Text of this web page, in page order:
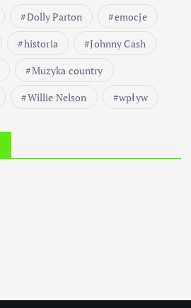
Dolly Parton
emocje
historia
Johnny Cash
Muzyka country
Willie Nelson wpływ